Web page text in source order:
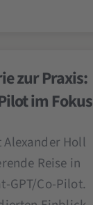
zur Praxis:
im Fokus
Holl
Reise in
GPT/Co-Pilot.